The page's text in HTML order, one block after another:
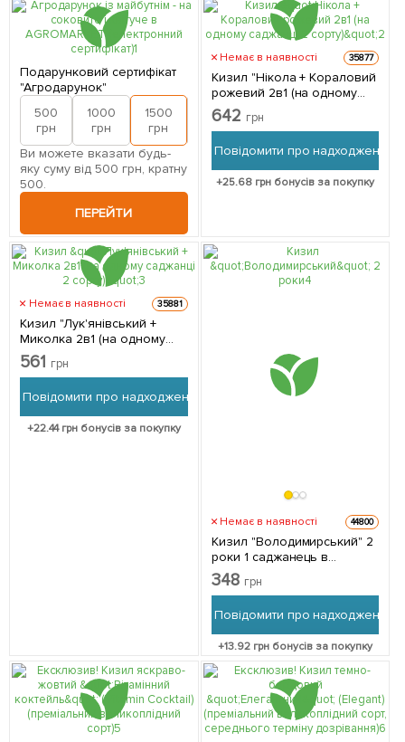
Подарунковий сертифікат
"Агродарунок"
500
грн
1000
грн
1500
грн
2000
грн
Ви можете вказати будь-
яку суму від 500 грн, кратну
500.
ПЕРЕЙТИ
Немає в наявності 35877
Кизил "Нікола + Кораловий
рожевий 2в1 (на одному
саджанці 2 сорту)" 1
саджанець в упаковці
642 грн
Повідомити про надходження
+25.68 грн бонусів за покупку
Немає в наявності 35881
Кизил "Лук'янівський +
Миколка 2в1 (на одному
саджанці 2 сорту)" 1
саджанець в упаковці
561 грн
Повідомити про надходження
+22.44грн бонусів за покупку
Немає в наявності 44800
Кизил "Володимирський" 2
роки 1 саджанець в
упаковці
348 грн
Повідомити про надходження
+13.92 грн бонусів за покупку